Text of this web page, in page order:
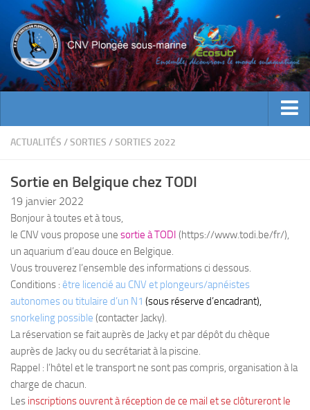
ACTUALITES
INFOS CNV
Bienvenue
Contacts
Encadrement
Historique
ECOLE DE PLONGEE
Jeune plongeur
ACTUALITÉS /SORTIES /SORTIES 2022
Sortie en Belgique chez TODI
19 janvier 2022
Bonjour à toutes et à tous,
le CNV vous propose une sortie à TODI (https://www.todi.be/fr/),
un aquarium d’eau douce en Belgique.
Vous trouverez l’ensemble des informations ci dessous.
Conditions : être licencié au CNV et plongeurs/apnéistes
autonomes ou titulaire d’un N1 (sous réserve d’encadrant),
snorkeling possible (contacter Jacky).
Laréservation se fait auprès de Jackyet par dépôt du chèque
auprès de Jacky ou du secrétariat à la piscine.
Rappel : l’hôtel et le transport ne sont pas compris, organisation à la
charge de chacun.
Les inscriptions ouvrent à réception de ce mail et se clôtureront le